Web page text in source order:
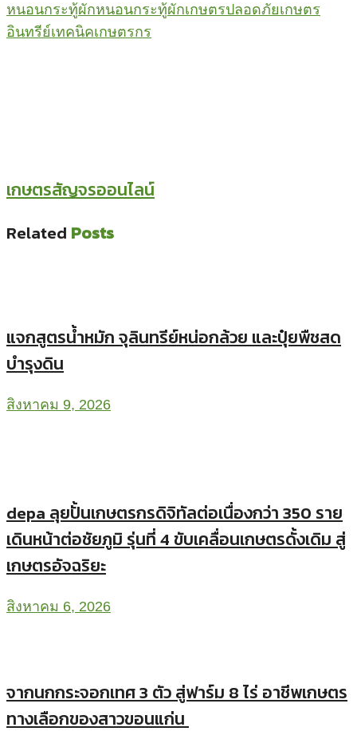
หนอนกระทู้ผักหนอนกระทู้ผักเกษตรปลอดภัยเกษตร
อินทรีย์เทคนิคเกษตรกร
เกษตรสัญจรออนไลน์
Related Posts
แจกสูตรน้ำหมัก จุลินทรีย์หน่อกล้วย และปุ๋ยพืชสด
บำรุงดิน
สิงหาคม 9, 2026
depa ลุยปั้นเกษตรกรดิจิทัลต่อเนื่องกว่า 350 ราย
เดินหน้าต่อชัยภูมิ รุ่นที่ 4 ขับเคลื่อนเกษตรดั้งเดิม สู่
เกษตรอัจฉริยะ
สิงหาคม 6, 2026
จากนกกระจอกเทศ 3 ตัว สู่ฟาร์ม 8 ไร่ อาชีพเกษตร
ทางเลือกของสาวขอนแก่น